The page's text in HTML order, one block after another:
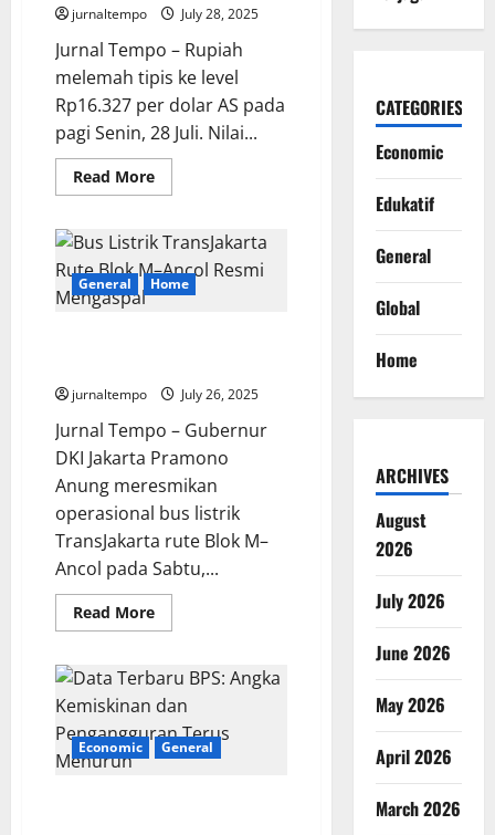
dan
Lolos
UGM
jurnaltempo July 28, 2025
Jurnal Tempo – Rupiah
melemah tipis ke level
Rp16.327 per dolar AS pada
pagi Senin, 28 Juli. Nilai...
Read MoreRead
more
Tipis
Melemah
ke
Rp16.327
Per
General Home
jurnaltempo July 26, 2025
Jurnal Tempo – Gubernur
DKI Jakarta Pramono
Anung meresmikan
operasional bus listrik
TransJakarta rute Blok M–
Ancol pada Sabtu,...
Read MoreRead
more
Listrik
TransJakarta
Rute
Blok
M–
Ancol
Resmi
Economic General
CATEGORIES
Economic
Edukatif
General
Global
Home
ARCHIVES
August
2026
July 2026
June 2026
May 2026
April 2026
March 2026